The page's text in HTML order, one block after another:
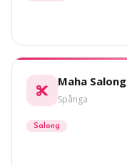
Maha Salong
Spånga
Salong